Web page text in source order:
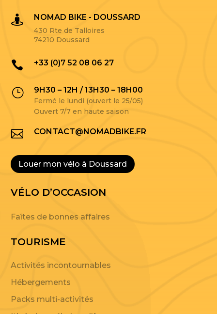
 NOMAD BIKE - DOUSSARD
430 Rte de Talloires
74210 Doussard
 +33 (0)7 52 08 06 27
} 9H30 – 12H / 13H30 – 18H00
Fermé le lundi (ouvert le 25/05)
Ouvert 7/7 en haute saison
 CONTACT@NOMADBIKE.FR
Louer mon vélo à Doussard
VÉLO D’OCCASION
Faîtes de bonnes affaires
TOURISME
Activités incontournables
Hébergements
Packs multi-activités